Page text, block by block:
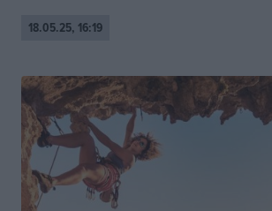
18.05.25, 16:19